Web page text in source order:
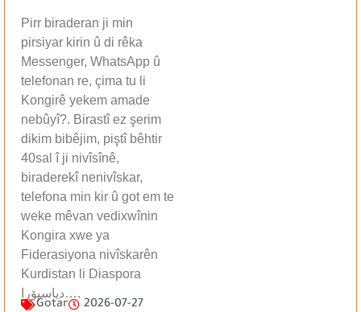
Pirr biraderan ji min
pirsiyar kirin û di rêka
Messenger, WhatsApp û
telefonan re, çima tu li
Kongirê yekem amade
nebûyî?. Birastî ez şerim
dikim bibêjim, piştî bêhtir
40sal î ji nivîsînê,
biraderekî nenivîskar,
telefona min kir û got em te
weke mêvan vedixwînin
Kongira xwe ya
Fiderasiyona nivîskarên
Kurdistan li Diaspora
دیاسپۆرا….
Gotar 2026-07-27